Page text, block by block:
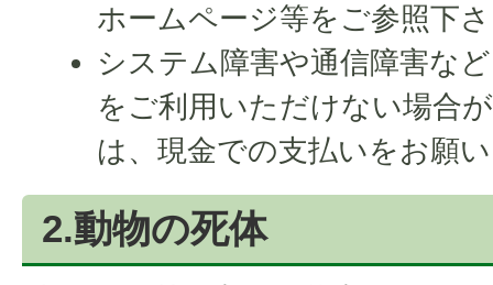
ホームページ等をご参照下
システム障害や通信障害な
をご利用いただけない場合
は、現金での支払いをお願
2.動物の死体